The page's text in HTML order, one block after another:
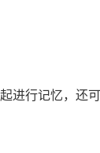
进行记忆，还可